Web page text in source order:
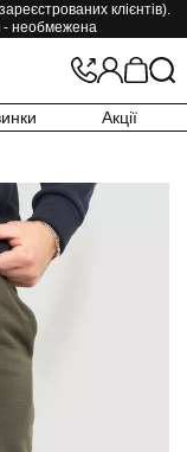
клієнтів).
- необмежена
Акції